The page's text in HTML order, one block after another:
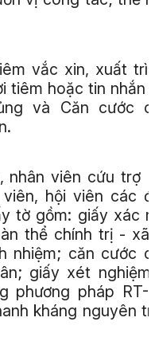
vắc xin, xuất
tiêm hoặc tin nhắn
và Căn cước
nhân viên cứu trợ
hội viên các
tờ gồm: giấy xác
thể chính trị - xã
nhiệm; căn cước
giấy xét
phương pháp RT-
kháng nguyên